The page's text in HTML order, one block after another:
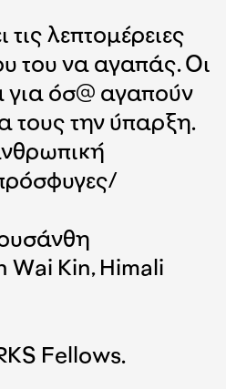
λεπτομέρειες
του να αγαπάς. Οι
για όσ@ αγαπούν
τους την ύπαρξη.
Wai Kin, Himali
Fellows.